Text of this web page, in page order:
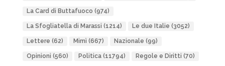
La Card di Buttafuoco (974)
La Sfogliatella di Marassi (1214) Le due Italie (3052)
Lettere (62) Mimì (667) Nazionale (99)
Opinioni (560) Politica(11794) Regole e Diritti (70)